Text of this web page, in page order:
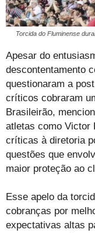
Torcida do Fluminense
Apesar do
descontentamento
questionaram a
críticos cobraram
Brasileirão,
atletas como Victor
críticas à diretoria
questões que
maior proteção ao
Esse apelo da
cobranças por
expectativas altas